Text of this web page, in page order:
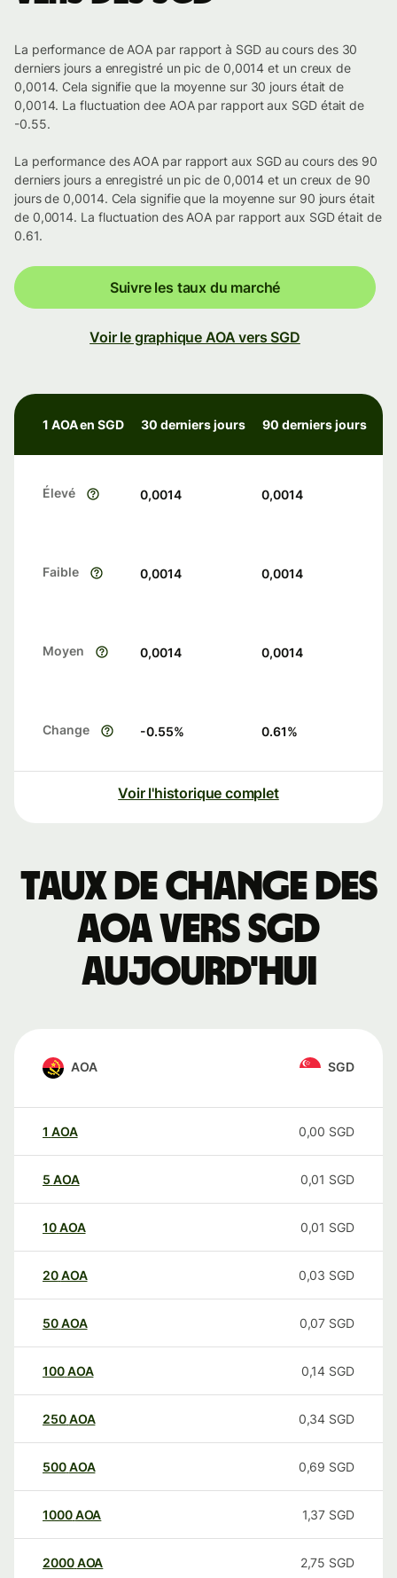
La performance de AOA par rapport à SGD au cours des 30
derniers jours a enregistré un pic de 0,0014 et un creux de
0,0014. Cela signifie que la moyenne sur 30 jours était de
0,0014. La fluctuation dee AOA par rapport aux SGD était de
-0.55.
La performance des AOA par rapport aux SGD au cours des 90
derniers jours a enregistré un pic de 0,0014 et un creux de 90
jours de 0,0014. Cela signifie que la moyenne sur 90 jours était
de 0,0014. La fluctuation des AOA par rapport aux SGD était de
0.61.
Suivre les taux du marché
Voir le graphique AOA vers SGD
1 AOA en SGD 30 derniers jours 90 derniers jours
Élevé 0,0014 0,0014
Faible 0,0014 0,0014
Moyen 0,0014 0,0014
Change -0.55% 0.61%
Voir l'historique complet
Taux de change des
AOA vers SGD
aujourd'hui
AOA SGD
1 AOA 0,00 SGD
5 AOA 0,01 SGD
10AOA 0,01 SGD
20AOA 0,03 SGD
50AOA 0,07 SGD
100AOA 0,14 SGD
250AOA 0,34 SGD
500AOA 0,69 SGD
1000AOA 1,37 SGD
2000AOA 2,75 SGD